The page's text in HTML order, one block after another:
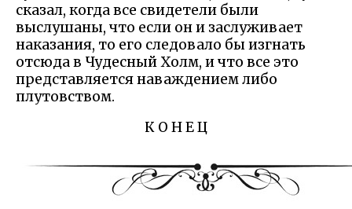
сказал, когда все свидетели были
выслушаны, что если он и заслуживает
наказания, то его следовало бы изгнать
отсюда в Чудесный Холм, и что все это
представляется наваждением либо
плутовством.
К О Н Е Ц